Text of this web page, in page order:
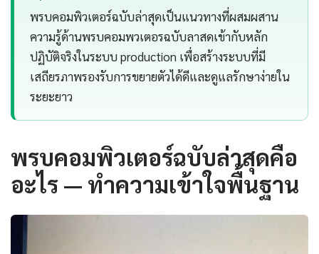
พรบคอมพิวเตอร์ฉบับล่าสุดเป็นแนวทางที่ผสมผสาน
ความรู้ด้านพรบคอมพวเตอรฉบับลาสดเข้ากับหลัก
ปฏิบัติจริงในระบบ production เพื่อสร้างระบบที่มี
เสถียรภาพรองรับการขยายตัวได้ดีและดูแลรักษาง่ายใน
ระยะยาว
พรบคอมพิวเตอร์ฉบับล่าสุดคือ
อะไร — ทำความเข้าใจพื้นฐาน